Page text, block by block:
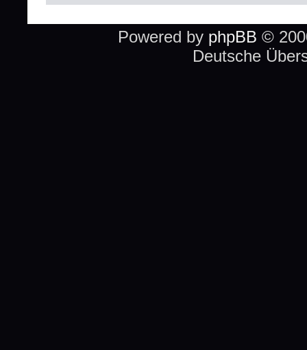
Powered by phpBB ©
Deutsche